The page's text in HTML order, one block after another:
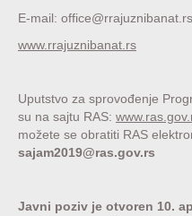
E-mail: office@rrajuznibanat.rs
www.rrajuznibanat.rs
Uputstvo za sprovođenje
su na sajtu RAS:
možete se obratiti RAS
sajam2019@ras.gov.rs
Javni poziv je otvoren 10.